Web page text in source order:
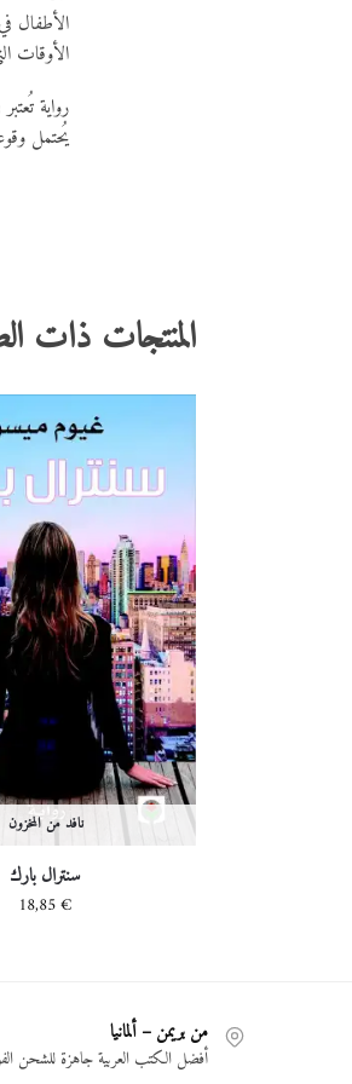
الأطفال
الأوقات
يُحتمل
المنتجات ذات
نافد من المخزون
سنترال بارك
18,85€
من بريمن – ألمانيا
أفضل الكتب العربية جاهزة للشحن